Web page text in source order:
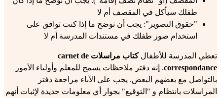
طفلك سيأكل في المقصف أم لا
"حقوق التصوير": يجب أن توضح ما إذا كنت توافق على
استخدام صور طفلك في مستندات المدرسة أم لا
تعطي المدرسة للأطفال
كتاب مراسلات carnet de
correspondance. إنه دفتر ملاحظات يسمح للمعلم وأولياء الأمور
بالتواصل مع بعضهم البعض. يجب على الآباء مراجعة دفتر
المراسلات بانتظام و "التوقيع" بجوار أي معلومات جديدة لإثبات أنهم